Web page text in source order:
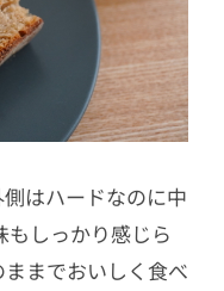
はハードなのに中
もしっかり感じら
までおいしく食べ